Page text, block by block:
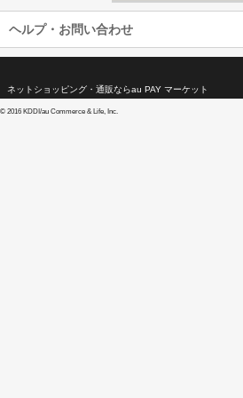
ヘルプ・お問い合わせ
ネットショッピング・通販ならau PAY マーケット
© 2016 KDDI/au Commerce & Life, Inc.